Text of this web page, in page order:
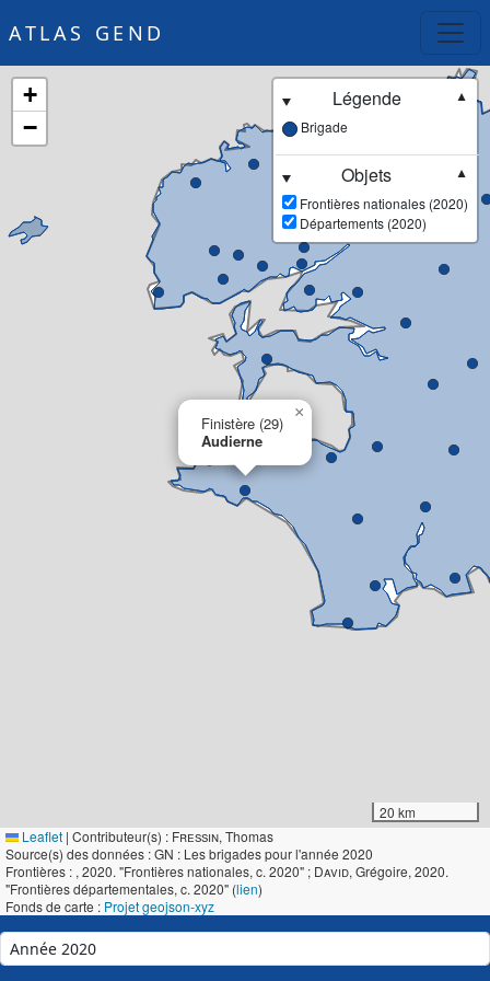
ATLAS GEND
Finistère (29)
Audierne
×
+
−
Légende
▼
Brigade
Objets
▼
Frontières nationales (2020)
Départements (2020)
20 km
Leaflet | Contributeur(s) : Fressin, Thomas
Source(s) des données : GN : Les brigades pour l'année 2020
Frontières : , 2020. "Frontières nationales, c. 2020" ; David, Grégoire, 2020.
"Frontières départementales, c. 2020" (lien)
Fonds de carte : Projet geojson-xyz